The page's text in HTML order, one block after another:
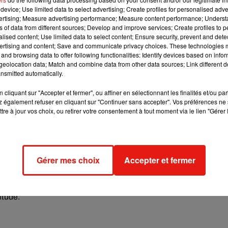
costumes traditionnels des vendeuses de fleurs et on se
historique de la Zona Velha, avec ses ruelles pavées et ses
l'âme de l'île.
temps y est doux toute l'année, avec des températures
pour profiter des fleurs en pleine floraison lors de la célèbre
les randonneurs. Et pour une ambiance festive, le réveillon
du monde, avec un feu d'artifice exceptionnel dans la baie
spécialités. L'espada, un poisson des grands fonds à la chair
absolu. On craque aussi pour la cataplana de fruits de mer,
des pierres de basalte, appelées espetadas. Et pour finir en
d'eau-de-vie de canne à sucre, de miel et de citron, s'impose
Use limited data to select advertising; Create profiles for personalised
Measure advertising performance; Measure content performance;
of data from different sources; Develop and improve services; Create profiles to
content; Use limited data to select content; Ensure security, prevent and
and content; Save and communicate privacy choices. These technologies
browsing data to offer following functionalities: Identify devices based on
data; Match and combine data from other data sources; Link different
automatically.
cliquant sur "Accepter et fermer", ou affiner en sélectionnant les finalités et/ou
également refuser en cliquant sur "Continuer sans accepter". Vos préférences
à jour vos choix, ou retirer votre consentement à tout moment via le lien
Gérer mes choix Accepter et fermer